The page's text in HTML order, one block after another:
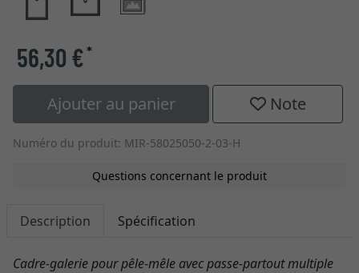
56,30 €*
Ajouter au panier Note
Numéro du produit: MIR-58025050-2-03-H
Questions concernant le produit
Description Spécification
Cadre-galerie pour pêle-mêle avec passe-partout multiple